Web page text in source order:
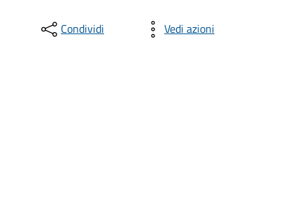
Condividi Vedi azioni